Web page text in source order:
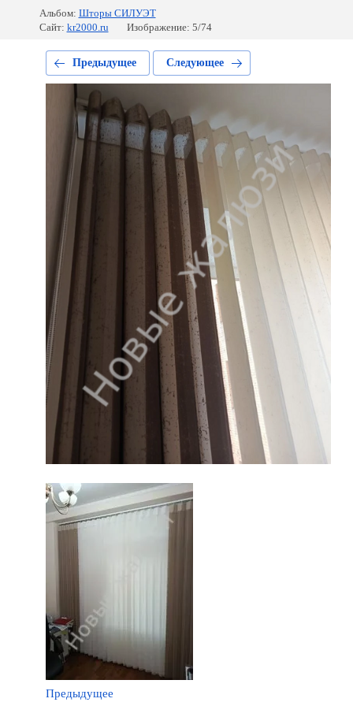
Альбом: Шторы СИЛУЭТ
Сайт: kr2000.ru Изображение: 5/74
Предыдущее Следующее
Предыдущее